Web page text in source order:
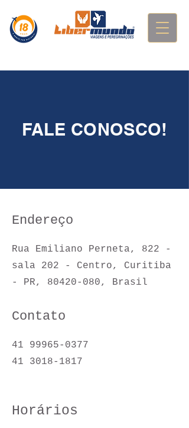
FALE CONOSCO!
Endereço
Rua Emiliano Perneta, 822 -
sala 202 - Centro, Curitiba
- PR, 80420-080, Brasil
Contato
41 99965-0377
41 3018-1817
Horários